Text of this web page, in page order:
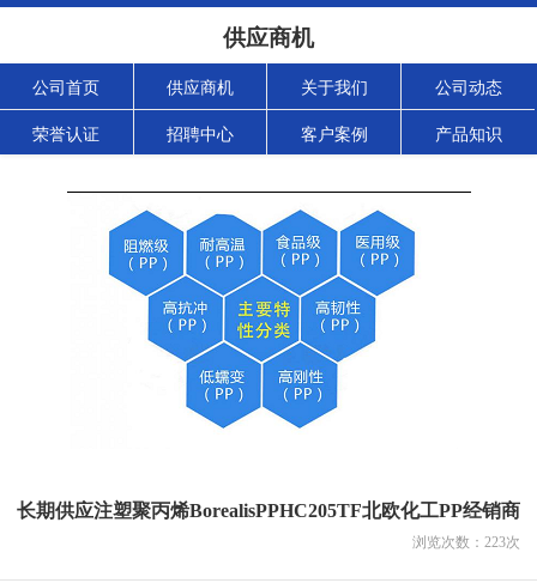
供应商机
公司首页 供应商机 关于我们 公司动态
荣誉认证 招聘中心 客户案例 产品知识
长期供应注塑聚丙烯BorealisPPHC205TF北欧化工PP经销商
浏览次数： 223次